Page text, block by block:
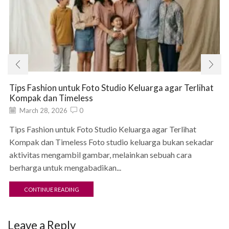
Tips Fashion untuk Foto Studio Keluarga agar Terlihat
Kompak dan Timeless
March 28, 2026 0
Tips Fashion untuk Foto Studio Keluarga agar Terlihat
Kompak dan Timeless Foto studio keluarga bukan sekadar
aktivitas mengambil gambar, melainkan sebuah cara
berharga untuk mengabadikan...
CONTINUE READING
Leave a Reply